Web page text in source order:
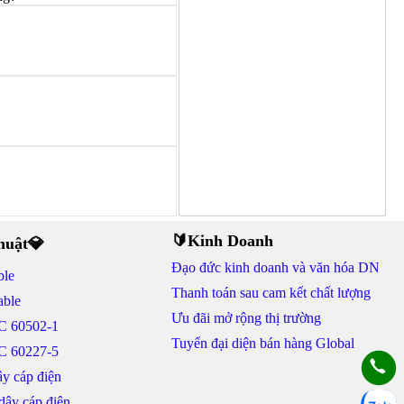
60502-1
60227-5
cáp điện
🔰Kinh Doanh
Đạo đức kinh doanh và văn hóa DN
Thanh toán sau cam kết chất lượng
Ưu đãi mở rộng thị trường
Tuyển đại diện bán hàng Global